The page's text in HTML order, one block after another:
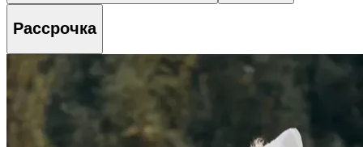
Рассрочка